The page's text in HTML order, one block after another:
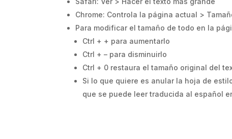
Chrome: Controla la página actual >
Para modificar el tamaño de todo en la
Ctrl + + para aumentarlo
Ctrl + – para disminuirlo
Ctrl + 0 restaura el tamaño original del
Si lo que quiere es anular la hoja de
que se puede leer traducida al español